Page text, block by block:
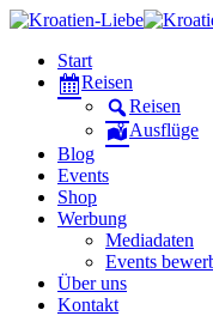
Start
Reisen
Reisen
Ausflüge
Blog
Events
Shop
Werbung
Mediadaten
Events
Über uns
Kontakt